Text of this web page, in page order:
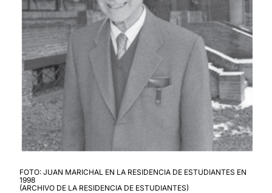
FOTO: JUAN MARICHAL EN LA RESIDENCIA DE ESTUDIANTES EN
1998
(ARCHIVO DE LA RESIDENCIA DE ESTUDIANTES)